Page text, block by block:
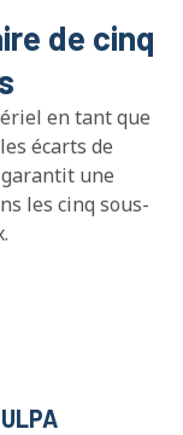
de cinq
en tant que
écarts de
une
les cinq sous-